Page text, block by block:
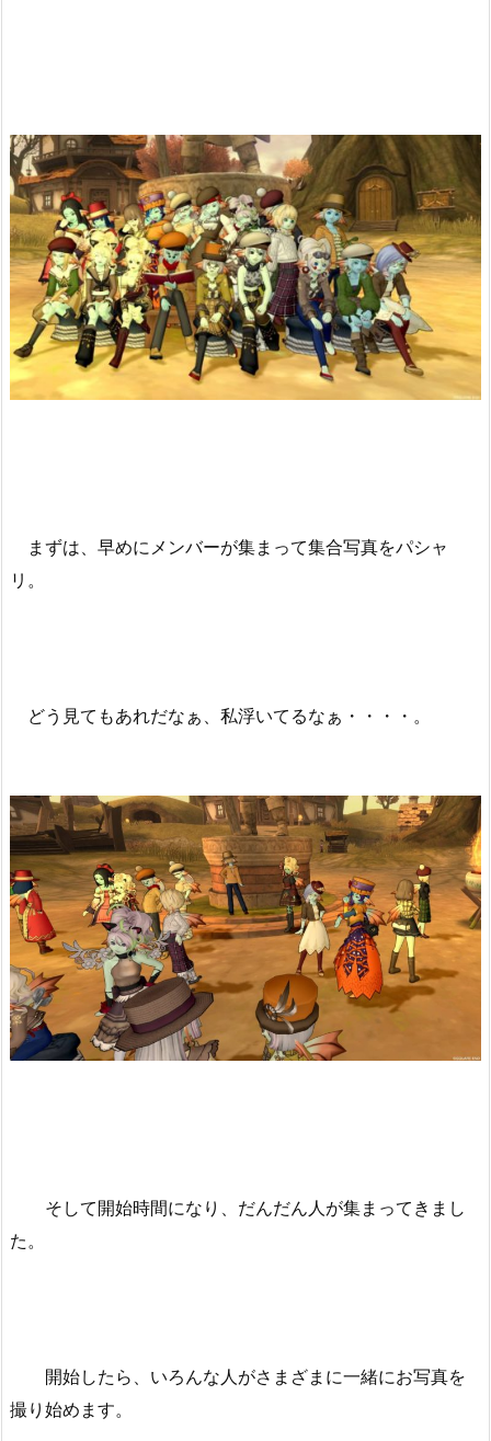
まずは、早めにメンバーが集まって集合写真をパシャ
リ。
どう見てもあれだなぁ、私浮いてるなぁ・・・・。
そして開始時間になり、だんだん人が集まってきまし
た。
開始したら、いろんな人がさまざまに一緒にお写真を
撮り始めます。